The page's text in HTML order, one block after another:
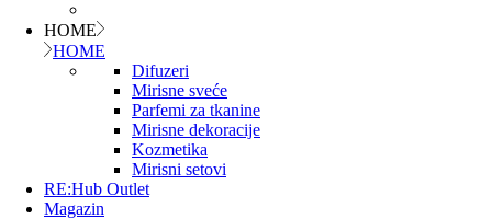
HOME
HOME
Difuzeri
Mirisne sveće
Parfemi za tkanine
Mirisne dekoracije
Kozmetika
Mirisni setovi
RE:Hub Outlet
Magazin